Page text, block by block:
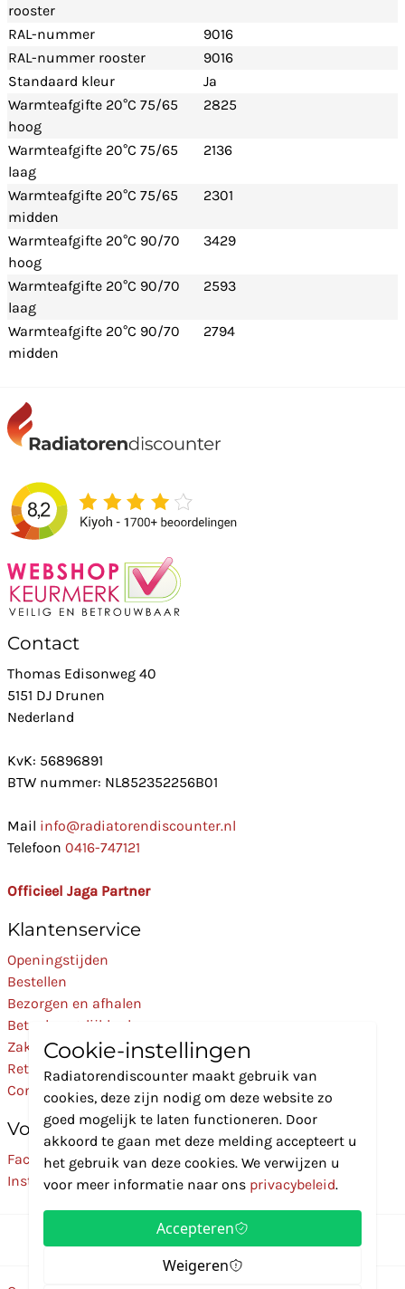
rooster
RAL-nummer
9016
RAL-nummer rooster
9016
Standaard kleur
Ja
Warmteafgifte 20°C 75/65
hoog
2825
Warmteafgifte 20°C 75/65
laag
2136
Warmteafgifte 20°C 75/65
midden
2301
Warmteafgifte 20°C 90/70
hoog
3429
Warmteafgifte 20°C 90/70
laag
2593
Warmteafgifte 20°C 90/70
midden
2794
Contact
Thomas Edisonweg 40
5151 DJ Drunen
Nederland
KvK: 56896891
BTW nummer: NL852352256B01
Mail info@radiatorendiscounter.nl
Telefoon 0416-747121
Officieel Jaga Partner
Klantenservice
Openingstijden
Bestellen
Bezorgen en afhalen
Betaalmogelijkheden
Zakelijk
Retourneren
Contact
Volg Ons
Facebook
Instagram
Cookie-instellingen
Radiatorendiscounter maakt gebruik van
cookies, deze zijn nodig om deze website zo
goed mogelijk te laten functioneren. Door
akkoord te gaan met deze melding accepteert u
het gebruik van deze cookies. We verwijzen u
voor meer informatie naar ons privacybeleid.
Accepteren
Weigeren